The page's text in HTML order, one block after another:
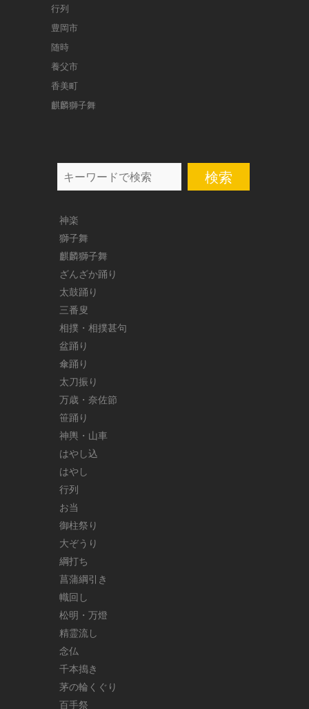
行列
豊岡市
随時
養父市
香美町
麒麟獅子舞
search
神楽
獅子舞
麒麟獅子舞
ざんざか踊り
太鼓踊り
三番叟
相撲・相撲甚句
盆踊り
傘踊り
太刀振り
万歳・奈佐節
笹踊り
神輿・山車
はやし込
はやし
行列
お当
御柱祭り
大ぞうり
綱打ち
菖蒲綱引き
幟回し
松明・万燈
精霊流し
念仏
千本搗き
茅の輪くぐり
百手祭